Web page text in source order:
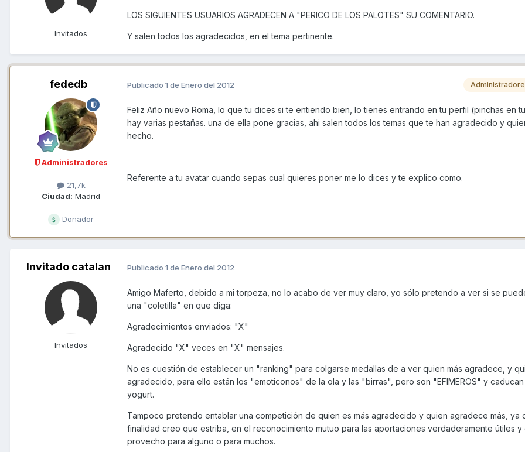
Invitados
LOS SIGUIENTES USUARIOS AGRADECEN A "PERICO DE LOS PALOTES" SU COMENTARIO.
Y salen todos los agradecidos, en el tema pertinente.
fededb
Administradores
21,7k
Ciudad: Madrid
Donador
Publicado 1 de Enero del 2012
Feliz Año nuevo Roma, lo que tu dices si te entiendo bien, lo tienes entrando en tu perfil (pinchas en
hay varias pestañas. una de ella pone gracias, ahi salen todos los temas que te han agradecido y
hecho.
Referente a tu avatar cuando sepas cual quieres poner me lo dices y te explico como.
Invitado catalan
Invitados
Publicado 1 de Enero del 2012
Amigo Maferto, debido a mi torpeza, no lo acabo de ver muy claro, yo sólo pretendo a ver si se
una "coletilla" en que diga:
Agradecimientos enviados: "X"
Agradecido "X" veces en "X" mensajes.
No es cuestión de establecer un "ranking" para colgarse medallas de a ver quien más agradece, y
agradecido, para ello están los "emoticonos" de la ola y las "birras", pero son "EFIMEROS" y
yogurt.
Tampoco pretendo entablar una competición de quien es más agradecido y quien agradece más, ya
finalidad creo que estriba, en el reconocimiento mutuo para las aportaciones verdaderamente útiles y
provecho para alguno o para muchos.